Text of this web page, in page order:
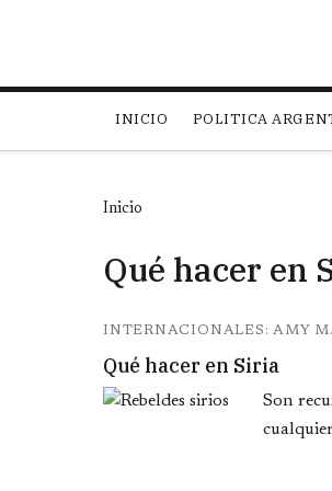
INICIO POLITICA
Inicio
Qué hacer en
INTERNACIONALES: AMY
Qué hacer en Siria
Son